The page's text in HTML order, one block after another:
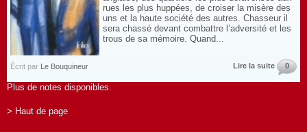
rues les plus huppées, de croiser la misère des
uns et la haute société des autres. Chasseur il
sera chassé devant combattre l’adversité et les
trous de sa mémoire. Quand...
Écrit par Le Bouquineur Lire la suite 0
Plus de notes disponibles.
> Haut de page